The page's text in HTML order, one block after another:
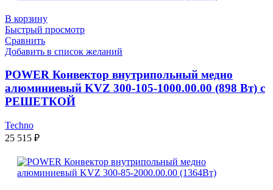
В корзину
Быстрый просмотр
Сравнить
Добавить в список желаний
POWER Конвектор внутрипольный медно
алюминиевый KVZ 300-105-1000.00.00 (898 Вт) с
РЕШЕТКОЙ
Techno
25 515 ₽